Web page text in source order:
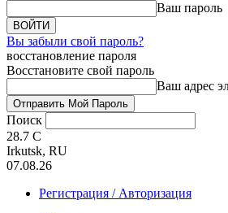
Ваш пароль
Вы забыли свой пароль?
восстановление пароля
Восстановите свой пароль
Ваш адрес
Поиск
28.7 C
Irkutsk, RU
07.08.26
Регистрация / Авторизация